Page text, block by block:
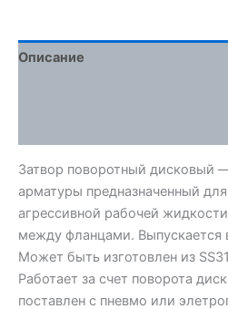
Описание
Затвор поворотный дисковый
арматуры предназначенный
агрессивной рабочей
между фланцами. Выпускается
Может быть изготовлен из
Работает за счет поворота
поставлен с пневмо или